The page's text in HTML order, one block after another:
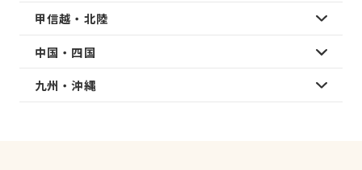
甲信越・北陸
中国・四国
九州・沖縄